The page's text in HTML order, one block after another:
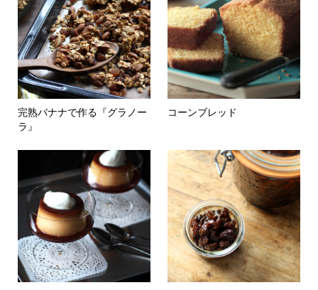
完熟バナナで作る『グラノー
ラ』
コーンブレッド